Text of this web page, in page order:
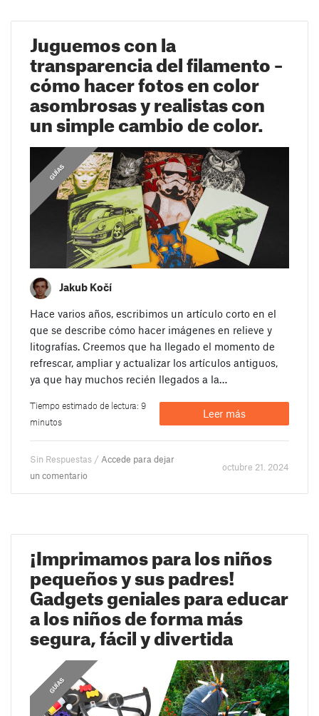
Juguemos con la
transparencia del filamento –
cómo hacer fotos en color
asombrosas y realistas con
un simple cambio de color.
GUÍAS
Jakub Kočí
Hace varios años, escribimos un artículo corto en el
que se describe cómo hacer imágenes en relieve y
litografías. Creemos que ha llegado el momento de
refrescar, ampliar y actualizar los artículos antiguos,
ya que hay muchos recién llegados a la…
Tiempo estimado de lectura: 9
minutos
Leer más
Sin Respuestas / Accede para dejar
un comentario
octubre 21. 2024
¡Imprimamos para los niños
pequeños y sus padres!
Gadgets geniales para educar
a los niños de forma más
segura, fácil y divertida
GUÍAS